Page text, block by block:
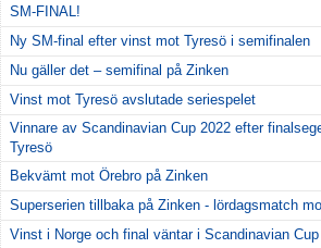
SM-FINAL!
Ny SM-final efter vinst mot Tyresö i semifinalen
Nu gäller det – semifinal på Zinken
Vinst mot Tyresö avslutade seriespelet
Vinnare av Scandinavian Cup 2022 efter
Tyresö
Bekvämt mot Örebro på Zinken
Superserien tillbaka på Zinken - lördagsmatch
Vinst i Norge och final väntar i Scandinavian Cup